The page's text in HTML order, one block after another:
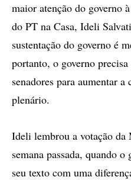
maior atenção do governo
do PT na Casa, Ideli
sustentação do governo é
portanto, o governo
senadores para aumentar
plenário.
Ideli lembrou a votação da
semana passada, quando
seu texto com uma